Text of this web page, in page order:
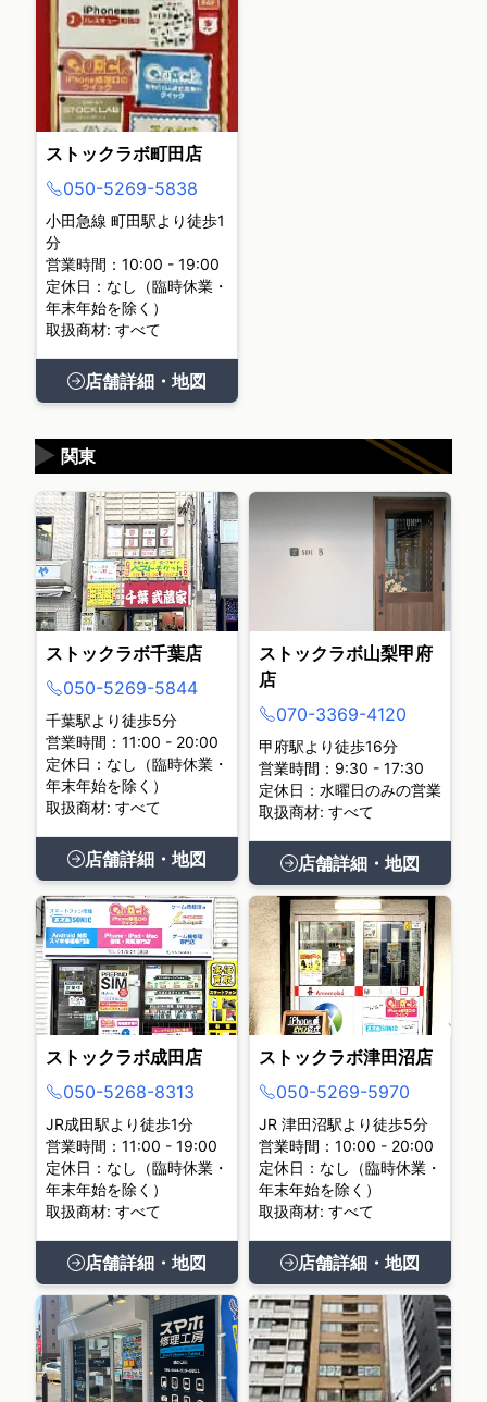
ストックラボ町田店
050-5269-5838
小田急線 町田駅より徒歩1
分
営業時間：10:00 - 19:00
定休日：なし（臨時休業・
年末年始を除く）
取扱商材: すべて
店舗詳細・地図
関東
▶
ストックラボ千葉店
050-5269-5844
千葉駅より徒歩5分
営業時間：11:00 - 20:00
定休日：なし（臨時休業・
年末年始を除く）
取扱商材: すべて
店舗詳細・地図
ストックラボ山梨甲府
店
070-3369-4120
甲府駅より徒歩16分
営業時間：9:30 - 17:30
定休日：水曜日のみの営業
取扱商材: すべて
店舗詳細・地図
ストックラボ成田店
050-5268-8313
JR成田駅より徒歩1分
営業時間：11:00 - 19:00
定休日：なし（臨時休業・
年末年始を除く）
取扱商材: すべて
店舗詳細・地図
ストックラボ津田沼店
050-5269-5970
JR 津田沼駅より徒歩5分
営業時間：10:00 - 20:00
定休日：なし（臨時休業・
年末年始を除く）
取扱商材: すべて
店舗詳細・地図